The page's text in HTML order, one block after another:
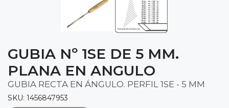
GUBIA Nº 1SE DE 5 MM.
PLANA EN ANGULO
GUBIA RECTA EN ÁNGULO. PERFIL 1SE - 5 MM
SKU: 1456847953